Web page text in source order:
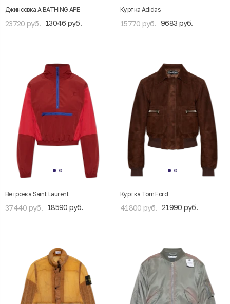
Джинсовка A BATHING APE
23720 руб. 13046 руб.
Куртка Adidas
15770 руб. 9683 руб.
Ветровка Saint Laurent
37440 руб. 18590 руб.
Куртка Tom Ford
41800 руб. 21990 руб.